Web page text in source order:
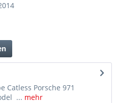
Catless Porsche 971
... mehr